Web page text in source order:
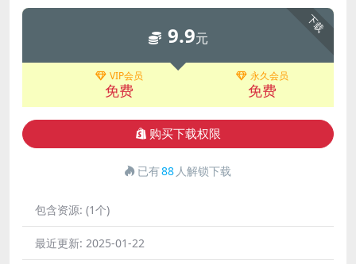
下载
9.9元
VIP会员
免费
永久会员
免费
购买下载权限
已有88 人解锁下载
包含资源: (1个)
最近更新: 2025-01-22